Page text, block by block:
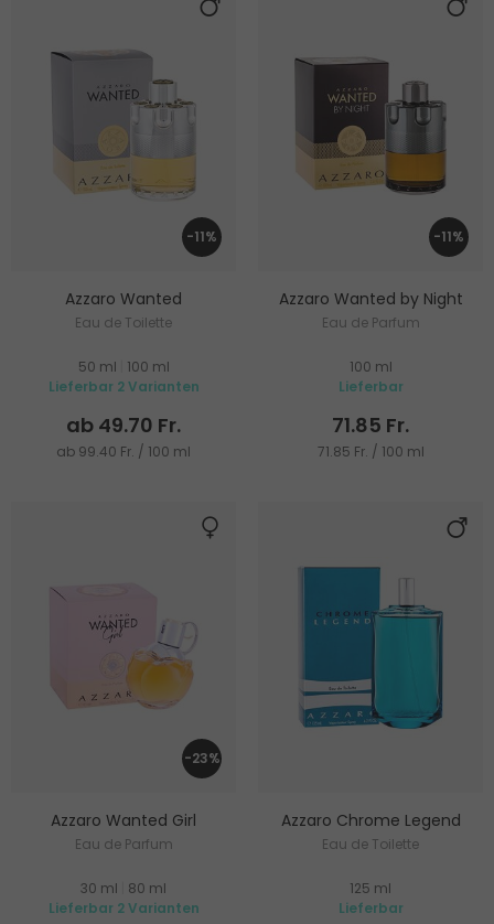
-11%
Azzaro Wanted
Eau de Toilette
50 ml
100 ml
Lieferbar 2 Varianten
ab 49.70 Fr.
ab 99.40 Fr. / 100 ml
-11%
Azzaro Wanted by Night
Eau de Parfum
100 ml
Lieferbar
71.85 Fr.
71.85 Fr. / 100 ml
-23%
Azzaro Wanted Girl
Eau de Parfum
30 ml
80 ml
Lieferbar 2 Varianten
Azzaro Chrome Legend
Eau de Toilette
125 ml
Lieferbar